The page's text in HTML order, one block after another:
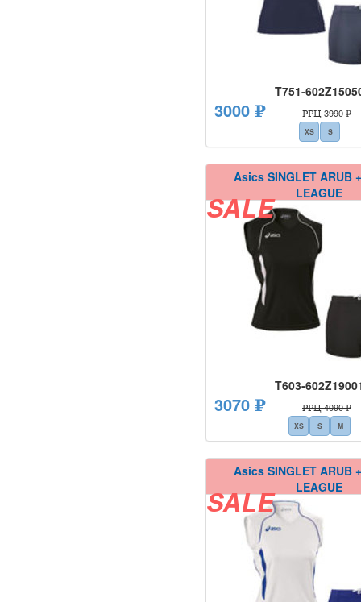
T751-
3000 ₽ РРЦ 3990 ₽
XS S
Asics SINGLET ARUB
LEAGUE
SALE
T603-
3070 ₽ РРЦ 4090 ₽
XS S M
Asics SINGLET ARUB
LEAGUE
SALE